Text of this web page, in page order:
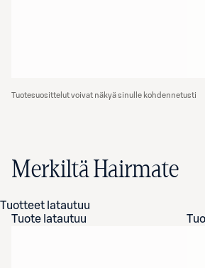
Tuotesuosittelut voivat näkyä sinulle kohdennetusti
Merkiltä Hairmate
Tuotteet latautuu
Tuote latautuu